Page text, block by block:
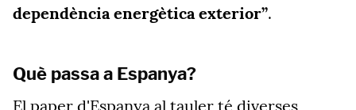
dependència energètica exterior”.
Què passa a Espanya?
El paper d'Espanya al tauler té diverses